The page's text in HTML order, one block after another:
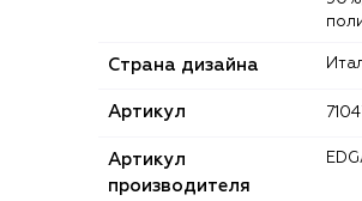
Страна дизайна
Артикул
Артикул
производителя